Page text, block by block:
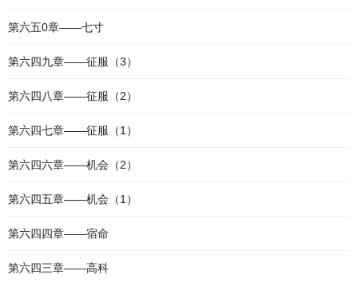
第六五0章——七寸
第六四九章——征服（3）
第六四八章——征服（2）
第六四七章——征服（1）
第六四六章——机会（2）
第六四五章——机会（1）
第六四四章——宿命
第六四三章——高科